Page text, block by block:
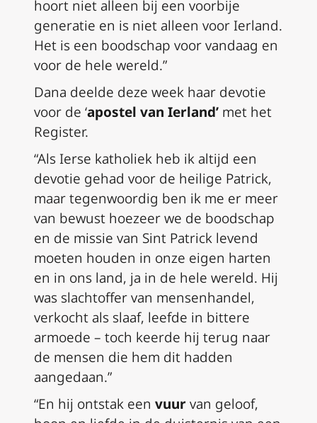
hoort niet alleen bij een voorbije
generatie en is niet alleen voor Ierland.
Het is een boodschap voor vandaag en
voor de hele wereld.”
Dana deelde deze week haar devotie
voor de ‘apostel van Ierland’ met het
Register.
“Als Ierse katholiek heb ik altijd een
devotie gehad voor de heilige Patrick,
maar tegenwoordig ben ik me er meer
van bewust hoezeer we de boodschap
en de missie van Sint Patrick levend
moeten houden in onze eigen harten
en in ons land, ja in de hele wereld. Hij
was slachtoffer van mensenhandel,
verkocht als slaaf, leefde in bittere
armoede – toch keerde hij terug naar
de mensen die hem dit hadden
aangedaan.”
“En hij ontstak een vuurvan geloof,